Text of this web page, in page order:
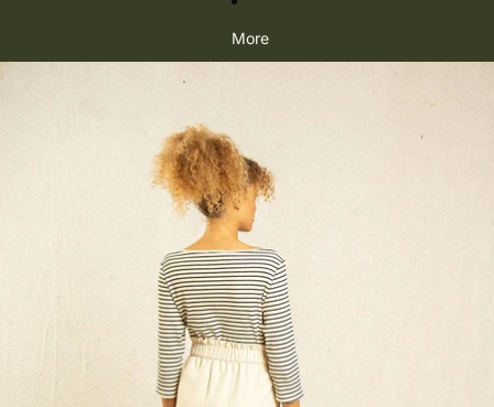
More
Passer aux informations sur le produit